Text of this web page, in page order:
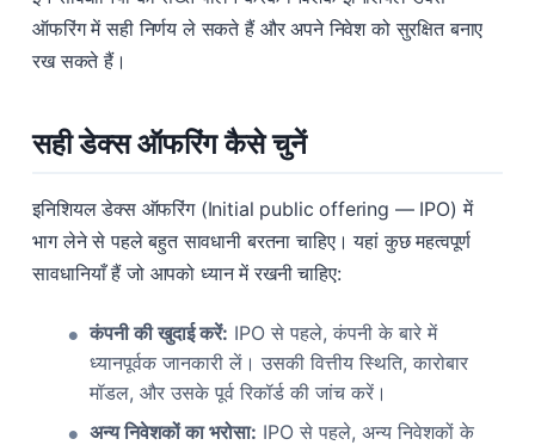
ऑफरिंग में सही निर्णय ले सकते हैं और अपने निवेश को सुरक्षित बनाए
रख सकते हैं।
सही डेक्स ऑफरिंग कैसे चुनें
इनिशियल डेक्स ऑफरिंग (Initial public offering — IPO) में
भाग लेने से पहले बहुत सावधानी बरतना चाहिए। यहां कुछ महत्वपूर्ण
सावधानियाँ हैं जो आपको ध्यान में रखनी चाहिए:
कंपनी की खुदाई करें: IPO से पहले, कंपनी के बारे में
ध्यानपूर्वक जानकारी लें। उसकी वित्तीय स्थिति, कारोबार
मॉडल, और उसके पूर्व रिकॉर्ड की जांच करें।
अन्य निवेशकों का भरोसा: IPO से पहले, अन्य निवेशकों के